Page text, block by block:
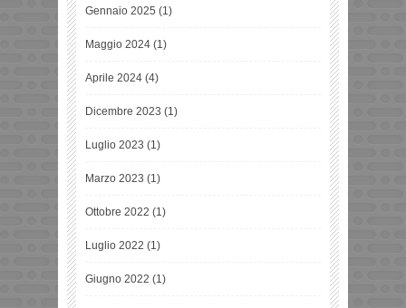
Gennaio 2025 (1)
Maggio 2024 (1)
Aprile 2024 (4)
Dicembre 2023 (1)
Luglio 2023 (1)
Marzo 2023 (1)
Ottobre 2022 (1)
Luglio 2022 (1)
Giugno 2022 (1)